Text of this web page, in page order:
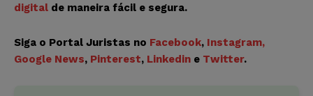
digital de maneira fácil e segura.
Siga o Portal Juristas no Facebook, Instagram,
Google News, Pinterest, Linkedin e Twitter.